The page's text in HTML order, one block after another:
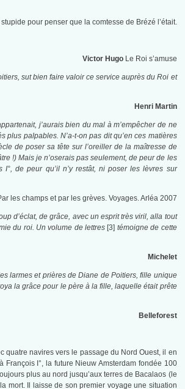
pour penser que la comtesse de Brézé l’était.
Victor HugoLe Roi s’amuse
sut bien faire valoir ce service auprès du Roi et
Henri Martin
j’aurais bien du mal à m’empêcher de ne
palpables. N’a-t-on pas dit qu’en ces matières
de poser sa tête sur l’oreiller de la maîtresse de
!) Mais je n’oserais pas seulement, de peur de les
de peur qu’il n’y restât, ni poser les lèvres sur
les champs et par les grèves. Voyages. Arléa 2007
d’éclat, de grâce, avec un esprit très viril, alla tout
du roi. Un volume de lettres [3] témoigne de cette
Michelet
larmes et prières de Diane de Poitiers, fille unique
la grâce pour le père à la fille, laquelle était prête
Belleforest
quatre navires vers le passage du Nord Ouest, il en
I°, la future Nieuw Amsterdam fondée 100
plus au nord jusqu’aux terres de Bacalaos (le
mort. Il laisse de son premier voyage une situation